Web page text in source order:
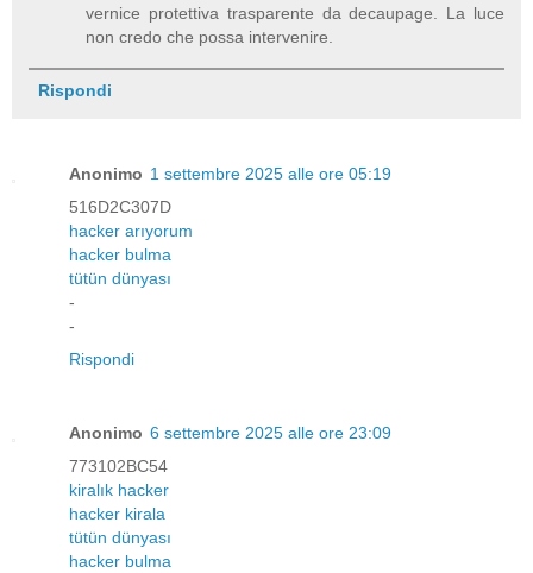
vernice protettiva trasparente da decaupage. La luce
non credo che possa intervenire.
Rispondi
Anonimo 1 settembre 2025 alle ore 05:19
516D2C307D
hacker arıyorum
hacker bulma
tütün dünyası
-
-
Rispondi
Anonimo 6 settembre 2025 alle ore 23:09
773102BC54
kiralık hacker
hacker kirala
tütün dünyası
hacker bulma